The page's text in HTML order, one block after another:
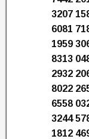
3207
6081
1959
8313
2932
8022
6558
3244
1812